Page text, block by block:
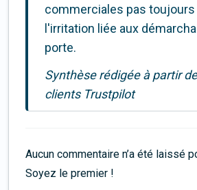
commerciales pas
l'irritation liée aux
porte.
Synthèse rédigée à partir
clients Trustpilot
Aucun commentaire n’a été laissé
Soyez le premier !